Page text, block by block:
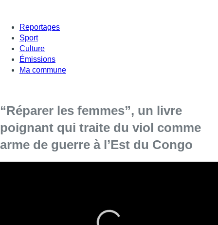
Reportages
Sport
Culture
Émissions
Ma commune
“Réparer les femmes”, un livre
poignant qui traite du viol comme
arme de guerre à l’Est du Congo
livre “Réparer les femmes”, qui traite de